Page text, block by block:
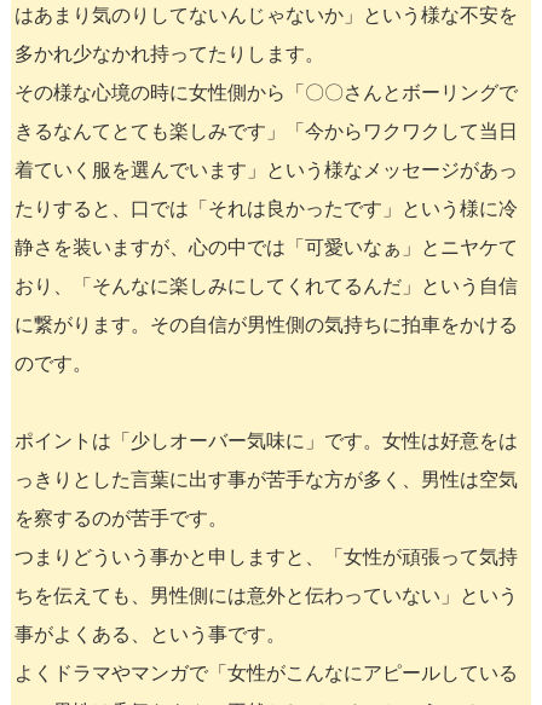
はあまり気のりしてないんじゃないか」という様な不安を
多かれ少なかれ持ってたりします。
その様な心境の時に女性側から「〇〇さんとボーリングで
きるなんてとても楽しみです」「今からワクワクして当日
着ていく服を選んでいます」という様なメッセージがあっ
たりすると、口では「それは良かったです」という様に冷
静さを装いますが、心の中では「可愛いなぁ」とニヤケて
おり、「そんなに楽しみにしてくれてるんだ」という自信
に繋がります。その自信が男性側の気持ちに拍車をかける
のです。
ポイントは「少しオーバー気味に」です。女性は好意をは
っきりとした言葉に出す事が苦手な方が多く、男性は空気
を察するのが苦手です。
つまりどういう事かと申しますと、「女性が頑張って気持
ちを伝えても、男性側には意外と伝わっていない」という
事がよくある、という事です。
よくドラマやマンガで「女性がこんなにアピールしている